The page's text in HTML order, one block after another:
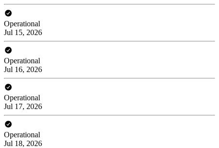
Operational
Jul 15, 2026
Operational
Jul 16, 2026
Operational
Jul 17, 2026
Operational
Jul 18, 2026